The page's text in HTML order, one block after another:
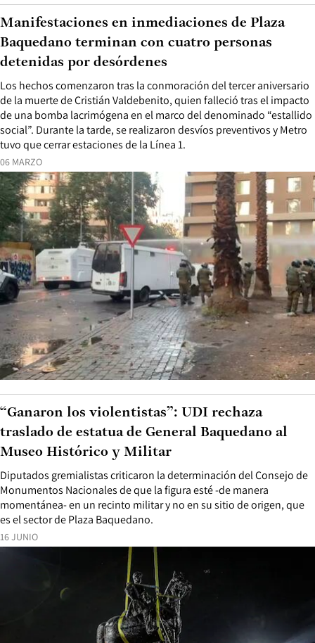
06 MARZO
Los hechos comenzaron tras la conmoración del tercer aniversario
de la muerte de Cristián Valdebenito, quien falleció tras el impacto
de una bomba lacrimógena en el marco del denominado “estallido
social”. Durante la tarde, se realizaron desvíos preventivos y Metro
tuvo que cerrar estaciones de la Línea 1.
Manifestaciones en inmediaciones de Plaza
Baquedano terminan con cuatro personas
detenidas por desórdenes
16 JUNIO
Diputados gremialistas criticaron la determinación del Consejo de
Monumentos Nacionales de que la figura esté -de manera
momentánea- en un recinto militar y no en su sitio de origen, que
es el sector de Plaza Baquedano.
“Ganaron los violentistas”: UDI rechaza
traslado de estatua de General Baquedano al
Museo Histórico y Militar